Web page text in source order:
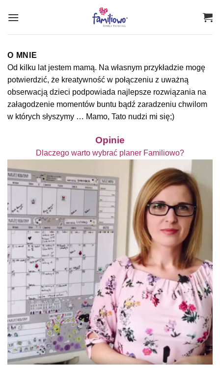
O MNIE
Od kilku lat jestem mamą. Na własnym przykładzie mogę
potwierdzić, że kreatywność w połączeniu z uważną
obserwacją dzieci podpowiada najlepsze rozwiązania na
załagodzenie momentów buntu bądź zaradzeniu chwilom
w których słyszymy … Mamo, Tato nudzi mi się;)
Opinie
Dlaczego warto wybrać planer Familiowo?